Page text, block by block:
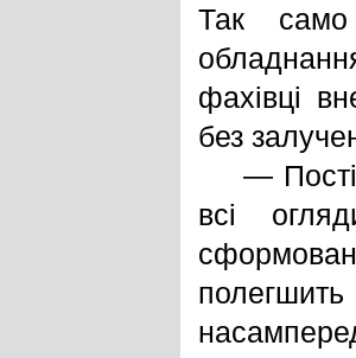
Так само
фахівці
без
—
всі